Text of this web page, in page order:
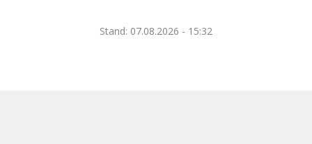
Stand: 07.08.2026 - 15:32